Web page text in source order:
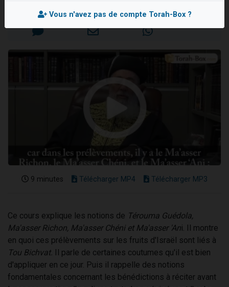
3 personnes viennent de nous rejoindre sur WhatsApp
3 personnes viennent de faire un don pour Événements Torah-Box
9 minutes Télécharger MP4 Télécharger MP3
Ce cours explique les notions de Térouma Guédola,
Ma'asser Richon, Ma'asser Chéni et Ma'asser 'Ani. Il montre
en quoi ces prélèvements sur les fruits d'Israël sont liés à
Tou Bichvat. Il parle de certaines coutumes qu'il est bien
d'appliquer en ce jour. Puis il rappelle des notions
fondamentales concernant les bénédictions à réciter avant
Vous n'avez pas de compte Torah-Box ?